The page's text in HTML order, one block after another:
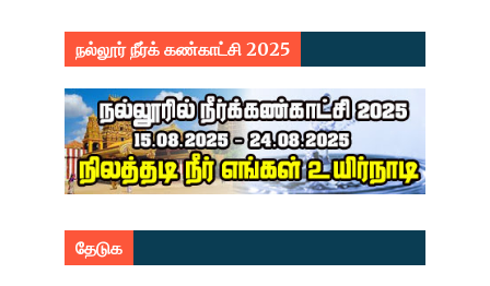
நல்லூர் நீர்க் கண்காட்சி 2025
தேடுக